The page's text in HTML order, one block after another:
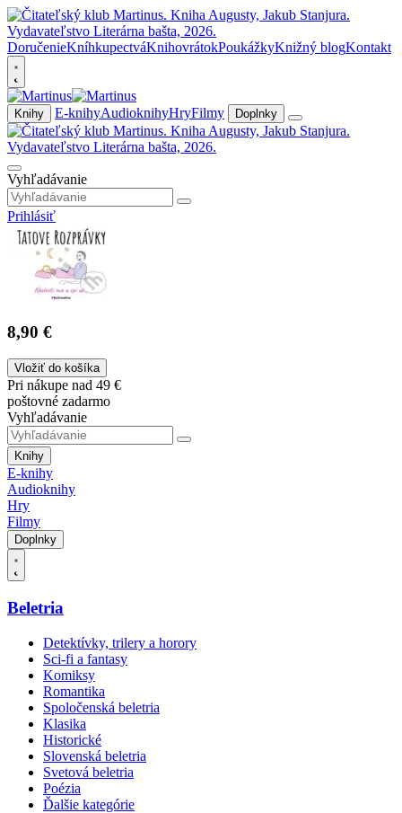
DoručenieKníhkupectváKnihovrátokPoukážkyKnižný blogKontakt
Knihy E-knihyAudioknihyHryFilmy Doplnky
Vyhľadávanie
Prihlásiť
8,90 €
Vložiť do košíka
Pri nákupe nad 49 €
poštovné zadarmo
Vyhľadávanie
Knihy
E-knihy
Audioknihy
Hry
Filmy
Doplnky
Beletria
Detektívky, trilery a horory
Sci-fi a fantasy
Komiksy
Romantika
Spoločenská beletria
Klasika
Historické
Slovenská beletria
Svetová beletria
Poézia
Ďalšie kategórie